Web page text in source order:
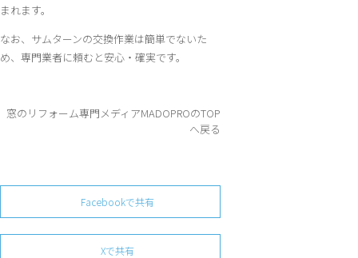
まれます。
なお、サムターンの交換作業は簡単でないた
め、専門業者に頼むと安心・確実です。
窓のリフォーム専門メディアMADOPROのTOP
へ戻る
Facebookで共有
Xで共有